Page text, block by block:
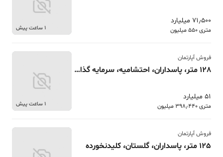
71٫500 میلیارد
متری 550 میلیون 1 ساعت پیش
فروش آپارتمان
128 متر، پاسداران، احتشامیه، سرمایه گذاری
51 میلیارد
متری 398٫440 میلیون 1 ساعت پیش
فروش آپارتمان
125 متر، پاسداران، گلستان، کلیدنخورده